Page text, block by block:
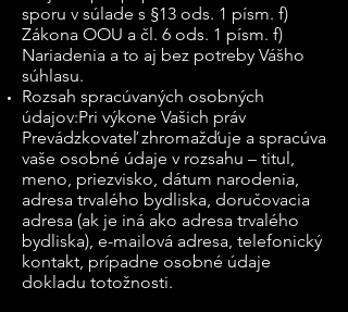
sporu v súlade s §13 ods. 1 písm. f)
Zákona OOU a čl. 6 ods. 1 písm. f)
Nariadenia a to aj bez potreby Vášho
súhlasu.
Rozsah spracúvaných osobných
údajov:Pri výkone Vašich práv
Prevádzkovateľ zhromažďuje a spracúva
vaše osobné údaje v rozsahu – titul,
meno, priezvisko, dátum narodenia,
adresa trvalého bydliska, doručovacia
adresa (ak je iná ako adresa trvalého
bydliska), e-mailová adresa, telefonický
kontakt, prípadne osobné údaje
dokladu totožnosti.